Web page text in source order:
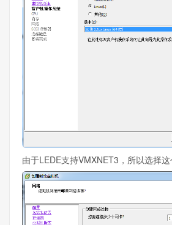
由于LEDE支持VMXNET3，所以选择